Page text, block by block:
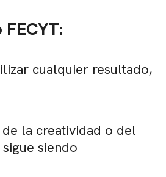
cualquier resultado,
la creatividad o del
siendo